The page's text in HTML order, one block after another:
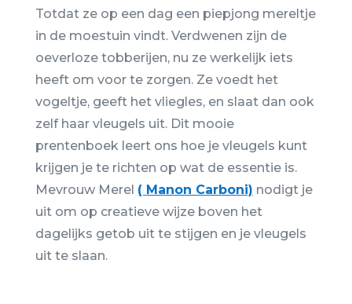
Totdat ze op een dag een piepjong mereltje
in de moestuin vindt. Verdwenen zijn de
oeverloze tobberijen, nu ze werkelijk iets
heeft om voor te zorgen. Ze voedt het
vogeltje, geeft het vliegles, en slaat dan ook
zelf haar vleugels uit. Dit mooie
prentenboek leert ons hoe je vleugels kunt
krijgen je te richten op wat de essentie is.
Mevrouw Merel ( Manon Carboni) nodigt je
uit om op creatieve wijze boven het
dagelijks getob uit te stijgen en je vleugels
uit te slaan.